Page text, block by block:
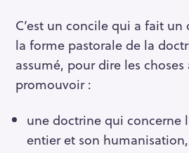
C’est un concile qui a fait
la forme pastorale de la
assumé, pour dire les
promouvoir :
une doctrine qui concerne
entier et son humanisation,